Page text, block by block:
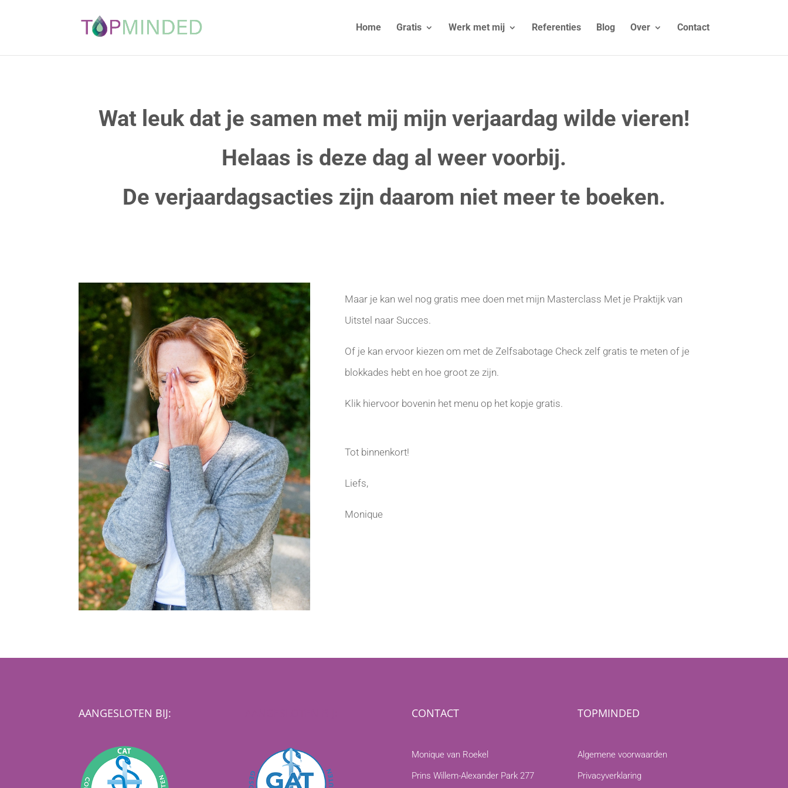
Home Gratis Werk met mij Referenties Blog Over Contact
Wat leuk dat je samen met mij mijn verjaardag wilde vieren!
Helaas is deze dag al weer voorbij.
De verjaardagsacties zijn daarom niet meer te boeken.
Maar je kan wel nog gratis mee doen met mijn Masterclass Met je Praktijk van
Uitstel naar Succes.
Of je kan ervoor kiezen om met de Zelfsabotage Check zelf gratis te meten of je
blokkades hebt en hoe groot ze zijn.
Klik hiervoor bovenin het menu op het kopje gratis.
Tot binnenkort!
Liefs,
Monique
AANGESLOTEN BIJ: CONTACT
Monique van Roekel
Prins Willem-Alexander Park 277
TOPMINDED
Algemene voorwaarden
Privacyverklaring